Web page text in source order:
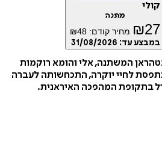
₪ מחיר קודם: ₪48
עד:31/08/2026
המשתנה, אלי והומא רוקמות
יוקרה, התכחשותה לעברה
המהפכה האיראנית.